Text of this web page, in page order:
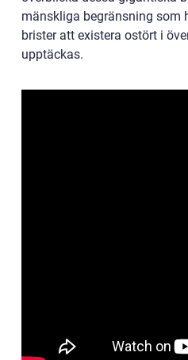
mänskliga begränsning som
brister att existera ostört i
upptäckas.